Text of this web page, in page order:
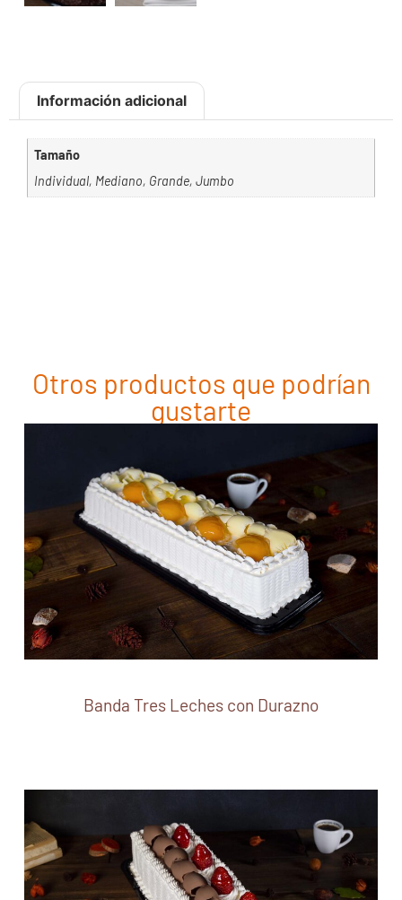
Información adicional
Tamaño
Individual, Mediano, Grande, Jumbo
Otros productos que podrían
gustarte
Banda Tres Leches con Durazno